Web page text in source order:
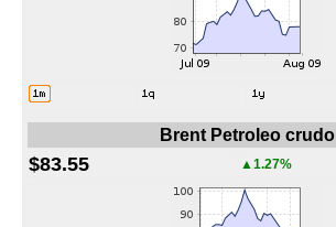
Brent Petroleo crudo
$83.55 ▲1.27%